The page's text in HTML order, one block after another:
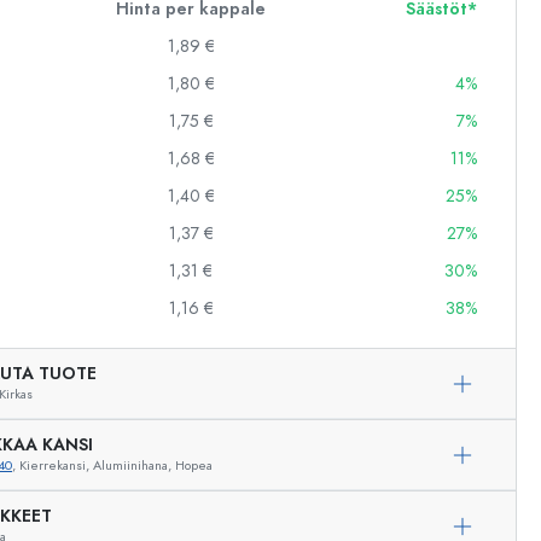
Hinta per kappale
Säästöt*
1,89 €
1,80 €
4%
1,75 €
7%
1,68 €
11%
1,40 €
25%
1,37 €
27%
1,31 €
30%
1,16 € 38%
TUOTE
Kirkas
KANSI
, Kierrekansi, Alumiinihana, Hopea